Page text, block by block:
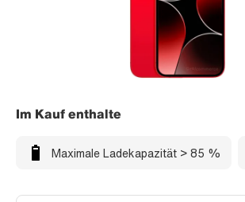
Im Kauf enthalte
Maximale Ladekapazität > 85 %